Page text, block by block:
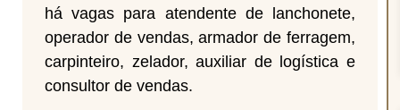
há vagas para atendente de lanchonete,
operador de vendas, armador de ferragem,
carpinteiro, zelador, auxiliar de logística e
consultor de vendas.